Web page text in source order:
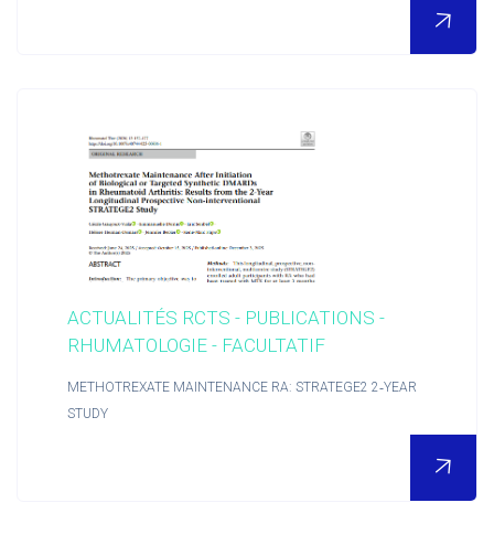
ACTUALITÉS RCTS - PUBLICATIONS -
RHUMATOLOGIE - FACULTATIF
METHOTREXATE MAINTENANCE RA: STRATEGE2 2‑YEAR
STUDY